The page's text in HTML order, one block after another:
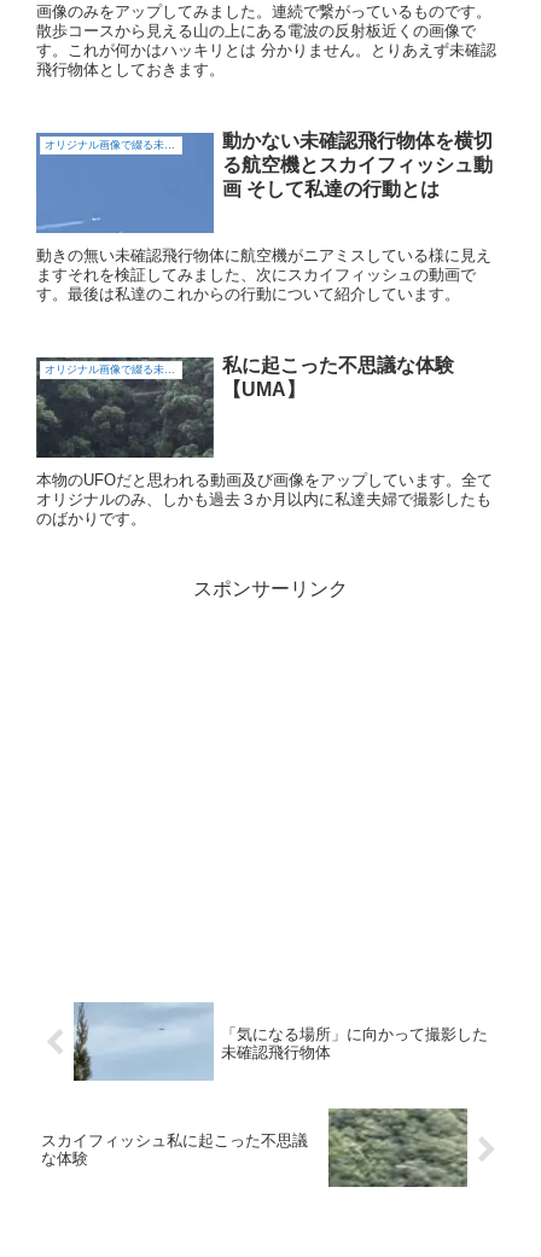
画像のみをアップしてみました。連続で繋がっているものです。
散歩コースから見える山の上にある電波の反射板近くの画像で
す。これが何かはハッキリとは 分かりません。とりあえず未確認
飛行物体としておきます。
オリジナル画像で綴る未確認飛行物体（UFO)
動かない未確認飛行物体を横切
る航空機とスカイフィッシュ動
画 そして私達の行動とは
動きの無い未確認飛行物体に航空機がニアミスしている様に見え
ますそれを検証してみました、次にスカイフィッシュの動画で
す。最後は私達のこれからの行動について紹介しています。
オリジナル画像で綴る未確認飛行物体（UFO)
私に起こった不思議な体験
【UMA】
本物のUFOだと思われる動画及び画像をアップしています。全て
オリジナルのみ、しかも過去３か月以内に私達夫婦で撮影したも
のばかりです。
スポンサーリンク
「気になる場所」に向かって撮影した
未確認飛行物体
スカイフィッシュ私に起こった不思議
な体験